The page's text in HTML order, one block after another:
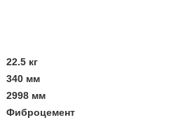
22.5 кг
340 мм
2998 мм
Фиброцемент